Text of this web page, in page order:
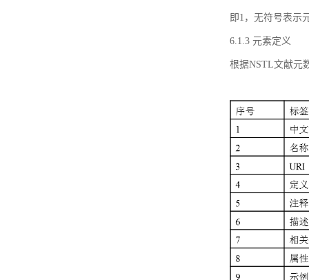
即1，无符号表示
6.1.3 元素定义
根据NSTL文献元